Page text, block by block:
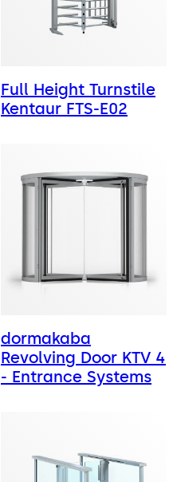
Full Height Turnstile
Kentaur FTS-E02
dormakaba
Revolving Door KTV 4
- Entrance Systems